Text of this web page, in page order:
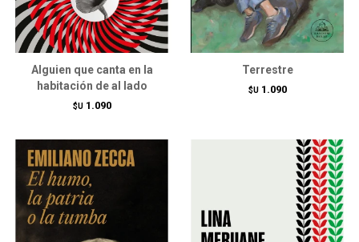
Alguien que canta en la
habitación de al lado
$U 1.090
Terrestre
$U 1.090